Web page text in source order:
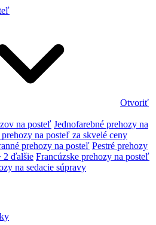
Otvoriť
na posteľ Jednofarebné prehozy na
na posteľ za skvelé ceny
prehozy na posteľ Pestré prehozy
2 ďalšie Francúzske prehozy na posteľ
na sedacie súpravy